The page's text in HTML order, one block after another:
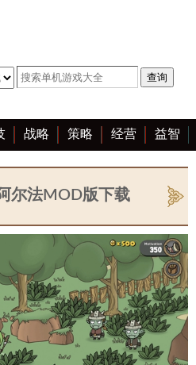
战略 策略 经营 益智
恋爱 单机 大全
尔法MOD版下载